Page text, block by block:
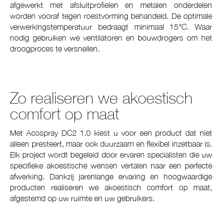
afgewerkt met afsluitprofielen en metalen onderdelen
worden vooraf tegen roestvorming behandeld. De optimale
verwerkingstemperatuur bedraagt minimaal 15°C. Waar
nodig gebruiken we ventilatoren en bouwdrogers om het
droogproces te versnellen.
Zo realiseren we akoestisch
comfort op maat
Met Acospray DC2 1.0 kiest u voor een product dat niet
alleen presteert, maar ook duurzaam en flexibel inzetbaar is.
Elk project wordt begeleid door ervaren specialisten die uw
specifieke akoestische wensen vertalen naar een perfecte
afwerking. Dankzij jarenlange ervaring en hoogwaardige
producten realiseren we akoestisch comfort op maat,
afgestemd op uw ruimte en uw gebruikers.